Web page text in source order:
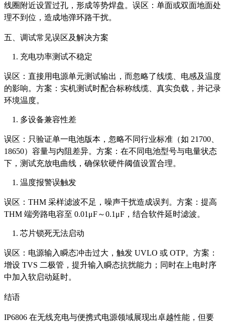
线圈附近设置过孔，形成等势焊盘。误区：单面或双面地面处
理不到位，造成地弹环路干扰。
五、调试常见误区及解决方案
充电功率测试不稳定
误区：直接用电源单元测试输出，而忽略了线缆、电感及温度
的影响。方案：实机测试时配合标称线缆、真实负载，并记录
环境温度。
多设备兼容性差
误区：只验证单一电池版本，忽略不同行业标准（如 21700、
18650）容量与内阻差异。方案：在不同电池型号与电量状态
下，测试充放电曲线，确保软硬件阈值设置合理。
温度报警误触发
误区：THM 采样滤波不足，噪声干扰造成误判。方案：提高
THM 端旁路电容至 0.01μF～0.1μF，结合软件延时滤波。
芯片锁死无法启动
误区：电源输入瞬态冲击过大，触发 UVLO 或 OTP。方案：
增设 TVS 二极管，提升输入瞬态抗扰能力；同时在上电时序
中加入软启动延时。
结语
IP6806 在无线充电与便携式电源领域展现出卓越性能，但要